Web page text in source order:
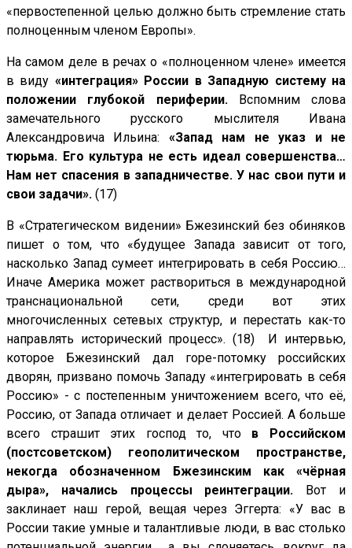
«первостепенной целью должно быть стремление стать
полноценным членом Европы».
На самом деле в речах о «полноценном члене» имеется
в виду «интеграция» России в Западную систему на
положении глубокой периферии.Вспомним слова
замечательного русского мыслителя Ивана
Александровича Ильина: «Запад нам не указ и не
тюрьма. Его культура не есть идеал совершенства…
Нам нет спасения в западничестве. У нас свои пути и
свои задачи». (17)
В «Стратегическом видении» Бжезинский без обиняков
пишет о том, что «будущее Запада зависит от того,
насколько Запад сумеет интегрировать в себя Россию…
Иначе Америка может раствориться в международной
транснациональной сети, среди вот этих
многочисленных сетевых структур, и перестать как-то
направлять исторический процесс». (18) И интервью,
которое Бжезинский дал горе-потомку российских
дворян, призвано помочь Западу «интегрировать в себя
Россию» - с постепенным уничтожением всего, что её,
Россию, от Запада отличает и делает Россией. А больше
всего страшит этих господ то, что в Российском
(постсоветском) геополитическом пространстве,
некогда обозначенном Бжезинским как «чёрная
дыра», начались процессы реинтеграции. Вот и
заклинает наш герой, вещая через Эггерта: «У вас в
России такие умные и талантливые люди, в вас столько